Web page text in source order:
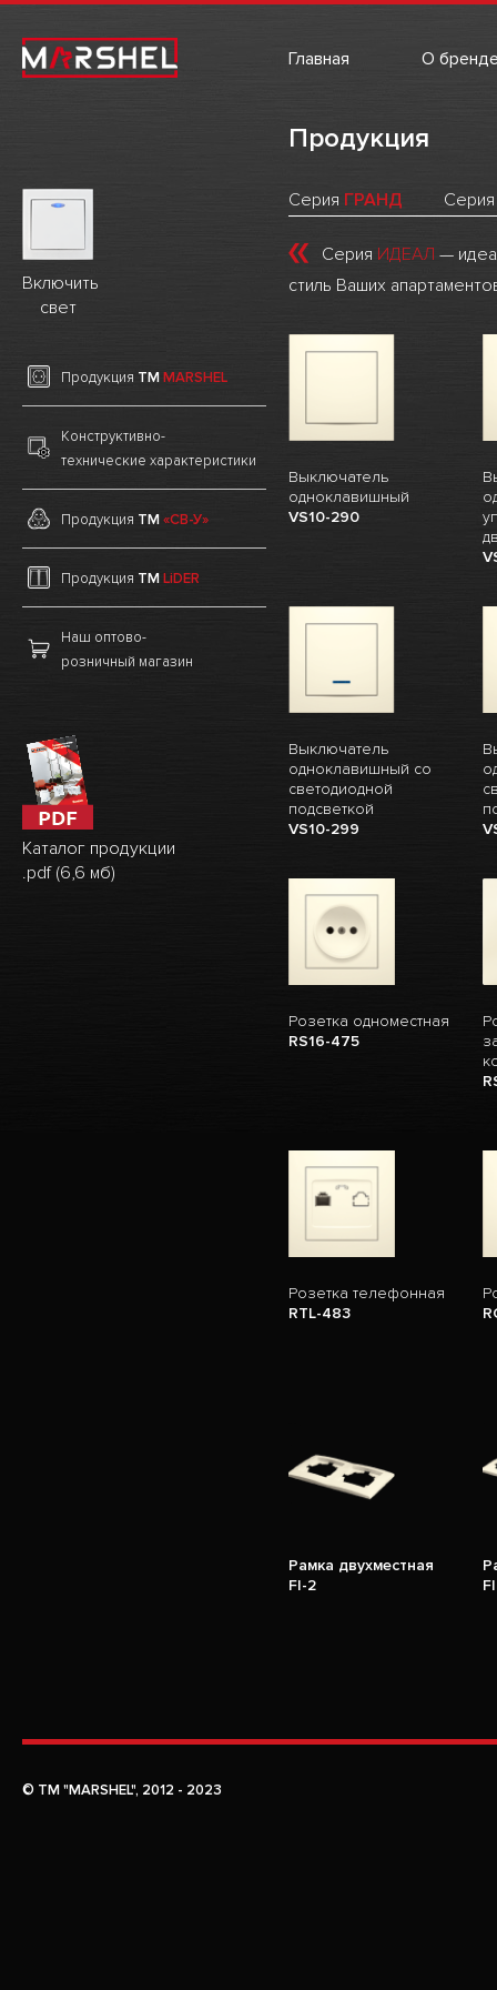
Главная О
Включить
свет
Продукция ТМMARSHEL
Конструктивно-
технические характеристики
Продукция ТМ«СВ-У»
Продукция ТМLiDER
Наш оптово-
розничный магазин
Каталог продукции
.pdf (6,6 мб)
Продукция
Серия ГРАНД
Серия ИДЕАЛ —
стиль Ваших
Выключатель
одноклавишный
VS10-290
Выключатель
одноклавишный со
светодиодной
подсветкой
VS10-299
Розетка одноместная
RS16-475
Розетка телефонная
RTL-483
Рамка двухместная
FI-2
© TM "MARSHEL", 2012 - 2023